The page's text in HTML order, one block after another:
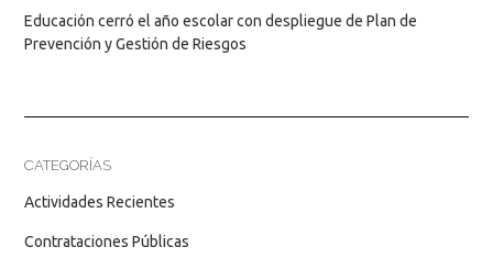
Educación cerró el año escolar con despliegue de Plan de
Prevención y Gestión de Riesgos
CATEGORÍAS
Actividades Recientes
Contrataciones Públicas